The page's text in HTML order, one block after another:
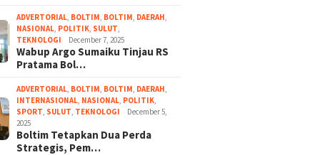
ADVERTORIAL, BOLTIM, BOLTIM, DAERAH,
NASIONAL, POLITIK, SULUT,
TEKNOLOGI
December 7, 2025
Wabup Argo Sumaiku Tinjau RS
Pratama Bol…
ADVERTORIAL, BOLTIM, BOLTIM, DAERAH,
INTERNASIONAL, NASIONAL, POLITIK,
SPORT, SULUT, TEKNOLOGI
December 5,
2025
Boltim Tetapkan Dua Perda
Strategis, Pem…